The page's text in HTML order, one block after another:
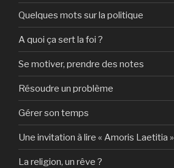
Quelques mots sur la politique
A quoi ça sert la foi ?
Se motiver, prendre des notes
Résoudre un problème
Gérer son temps
Une invitation à lire « Amoris Laetitia »
La religion, un rêve ?